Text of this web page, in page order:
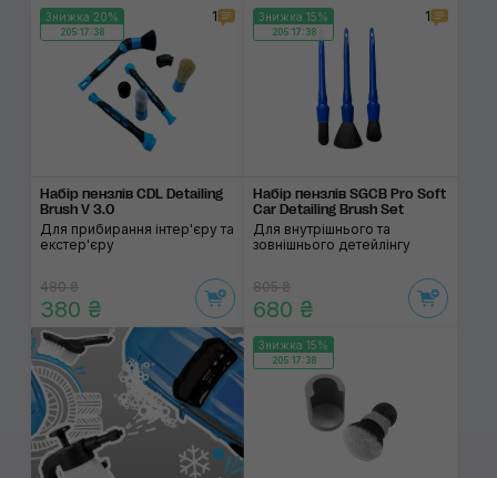
Знижка 20%
205:17:38
1
Набір пензлів CDL Detailing
Brush V 3.0
Для прибирання інтер'єру та
екстер'єру
480 ₴
380 ₴
Знижка 15%
205:17:38
1
Набір пензлів SGCB Pro Soft
Car Detailing Brush Set
Для внутрішнього та
зовнішнього детейлінгу
805 ₴
680 ₴
Знижка 15%
205:17:38